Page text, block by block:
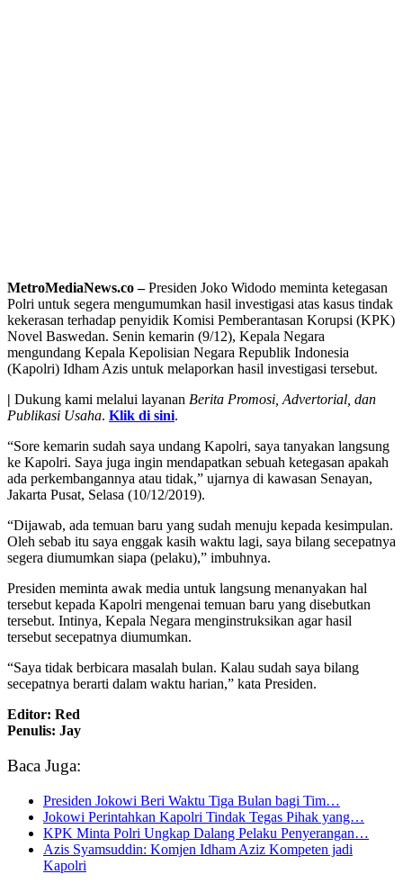
MetroMediaNews.co –Presiden Joko Widodo meminta ketegasan
Polri untuk segera mengumumkan hasil investigasi atas kasus tindak
kekerasan terhadap penyidik Komisi Pemberantasan Korupsi (KPK)
Novel Baswedan. Senin kemarin (9/12), Kepala Negara
mengundang Kepala Kepolisian Negara Republik Indonesia
(Kapolri) Idham Azis untuk melaporkan hasil investigasi tersebut.
| Dukung kami melalui layanan Berita Promosi, Advertorial, dan
Publikasi Usaha. Klik di sini.
“Sore kemarin sudah saya undang Kapolri, saya tanyakan langsung
ke Kapolri. Saya juga ingin mendapatkan sebuah ketegasan apakah
ada perkembangannya atau tidak,” ujarnya di kawasan Senayan,
Jakarta Pusat, Selasa (10/12/2019).
“Dijawab, ada temuan baru yang sudah menuju kepada kesimpulan.
Oleh sebab itu saya enggak kasih waktu lagi, saya bilang secepatnya
segera diumumkan siapa (pelaku),” imbuhnya.
Presiden meminta awak media untuk langsung menanyakan hal
tersebut kepada Kapolri mengenai temuan baru yang disebutkan
tersebut. Intinya, Kepala Negara menginstruksikan agar hasil
tersebut secepatnya diumumkan.
“Saya tidak berbicara masalah bulan. Kalau sudah saya bilang
secepatnya berarti dalam waktu harian,” kata Presiden.
Editor: Red
Penulis: Jay
Baca Juga:
Presiden Jokowi Beri Waktu Tiga Bulan bagi Tim…
Jokowi Perintahkan Kapolri Tindak Tegas Pihak yang…
KPK Minta Polri Ungkap Dalang Pelaku Penyerangan…
Azis Syamsuddin: Komjen Idham Aziz Kompeten jadi
Kapolri